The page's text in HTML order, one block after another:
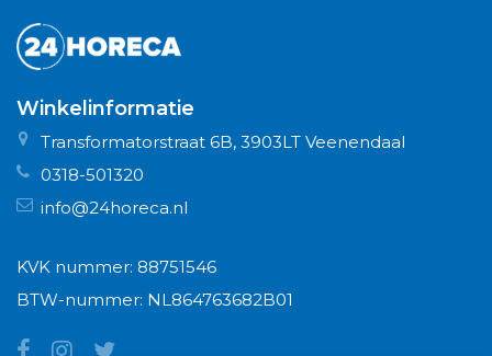
Winkelinformatie
Transformatorstraat 6B, 3903LT Veenendaal
0318-501320
info@24horeca.nl
KVK nummer: 88751546
BTW-nummer: NL864763682B01